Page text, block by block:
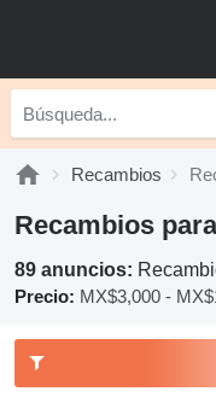
Recambios
Recambios
89 anuncios:
Precio: MX$3,000 -